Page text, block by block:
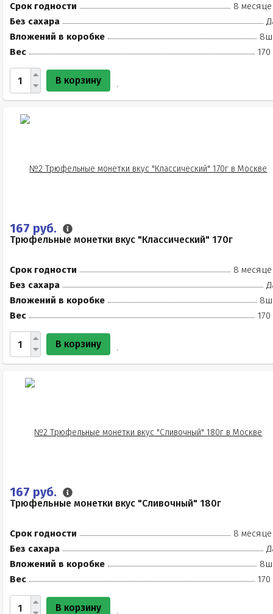
Срок годности
8
Без сахара
Вложений в коробке
Вес
170
В корзину
167 руб.
Трюфельные монетки вкус "Классический" 170г
Срок годности
8
Без сахара
Вложений в коробке
Вес
170
В корзину
167 руб.
Трюфельные монетки вкус "Сливочный" 180г
Срок годности
8
Без сахара
Вложений в коробке
Вес
170
В корзину